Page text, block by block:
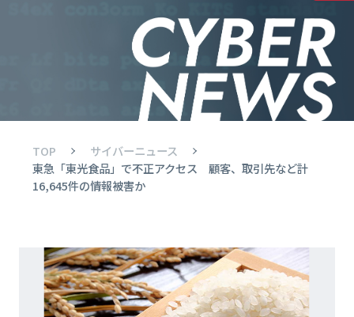
TOP
サイバーニュース
東急「東光食品」で不正アクセス 顧客、取引先など計
16,645件の情報被害か